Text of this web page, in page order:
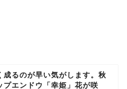
成るのが早い気がします。秋
プエンドウ「幸姫」花が咲